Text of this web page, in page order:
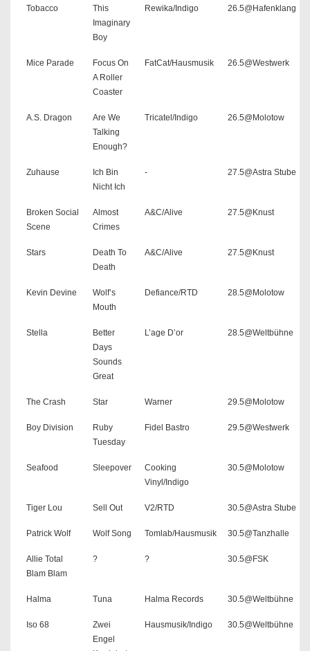
Tobacco
This
Imaginary
Boy
Rewika/Indigo 26.5@Hafenklang
Mice Parade
Focus On
A Roller
Coaster
FatCat/Hausmusik 26.5@Westwerk
A.S. Dragon
Are We
Talking
Enough?
Tricatel/Indigo 26.5@Molotow
Zuhause
Ich Bin
Nicht Ich
- 27.5@Astra Stube
Broken Social
Scene
Almost
Crimes
A&C/Alive 27.5@Knust
Stars
Death To
Death
A&C/Alive 27.5@Knust
Kevin Devine
Wolf’s
Mouth
Defiance/RTD 28.5@Molotow
Stella
Better
Days
Sounds
Great
L’age D’or 28.5@Weltbühne
The Crash Star Warner 29.5@Molotow
Boy Division
Ruby
Tuesday
Fidel Bastro 29.5@Westwerk
Seafood Sleepover
Cooking
Vinyl/Indigo
30.5@Molotow
Tiger Lou Sell Out V2/RTD 30.5@Astra Stube
Patrick Wolf Wolf Song Tomlab/Hausmusik 30.5@Tanzhalle
Allie Total
Blam Blam
? ? 30.5@FSK
Halma Tuna Halma Records 30.5@Weltbühne
Iso 68
Zwei
Engel
Hausmusik/Indigo 30.5@Weltbühne